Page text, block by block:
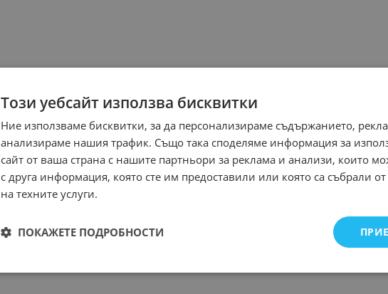
Този уебсайт използва бисквитки
Ние използваме бисквитки, за да персонализираме съдържанието,
анализираме нашия трафик. Също така споделяме информация за
сайт от ваша страна с нашите партньори за реклама и анализи, които
с друга информация, която сте им предоставили или която са събрали
на техните услуги.
ПОКАЖЕТЕ ПОДРОБНОСТИ